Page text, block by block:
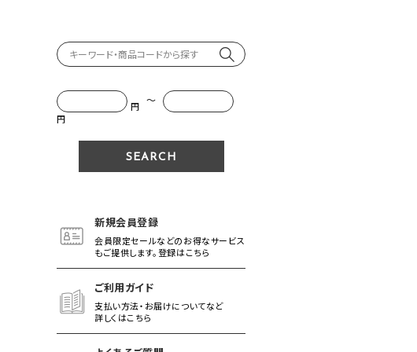
円 ～
円
新規会員登録
会員限定セールなどのお得なサービス
もご提供します。登録はこちら
ご利用ガイド
支払い方法・お届けについてなど
詳しくはこちら